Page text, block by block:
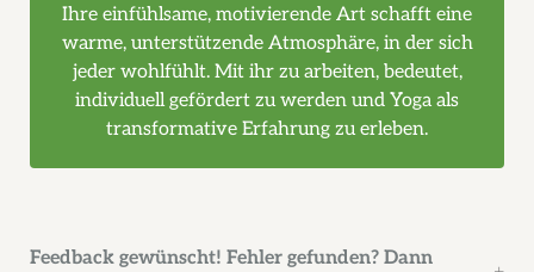
Ihre einfühlsame, motivierende Art schafft eine
warme, unterstützende Atmosphäre, in der sich
jeder wohlfühlt. Mit ihr zu arbeiten, bedeutet,
individuell gefördert zu werden und Yoga als
transformative Erfahrung zu erleben.
Feedback gewünscht! Fehler gefunden? Dann